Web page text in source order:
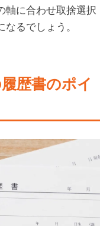
軸に合わせ取捨選択
るでしょう。
歴書のポイ